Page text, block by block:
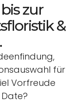
zur
&
für
Vorfreude